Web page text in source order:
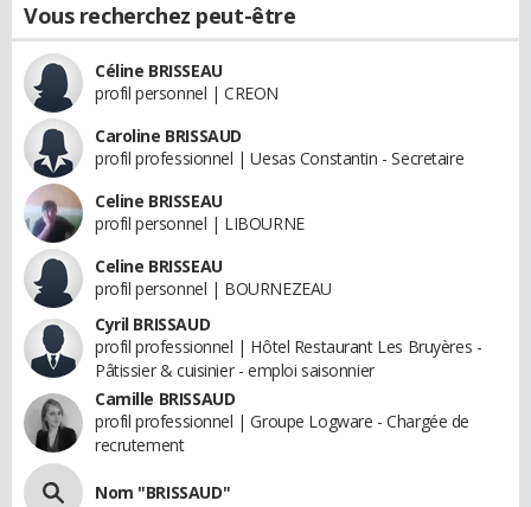
Vous recherchez peut-être
Céline BRISSEAU
profil personnel | CREON
Caroline BRISSAUD
profil professionnel | Uesas Constantin - Secretaire
Celine BRISSEAU
profil personnel | LIBOURNE
Celine BRISSEAU
profil personnel | BOURNEZEAU
Cyril BRISSAUD
profil professionnel | Hôtel Restaurant Les Bruyères -
Pâtissier & cuisinier - emploi saisonnier
Camille BRISSAUD
profil professionnel | Groupe Logware - Chargée de
recrutement
Nom "BRISSAUD"